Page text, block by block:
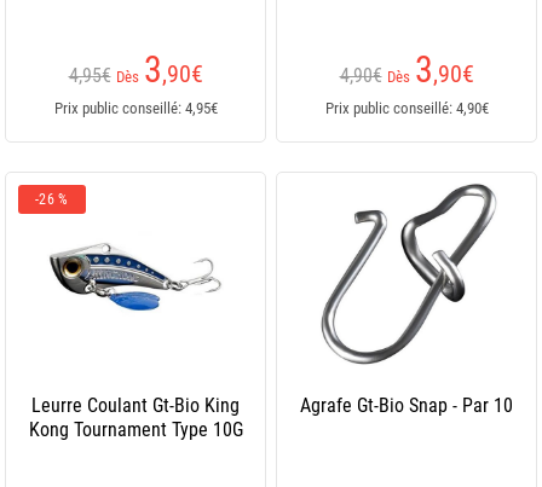
4,95€ Dès 3,90€
Prix public conseillé: 4,95€
4,90€ Dès 3,90€
Prix public conseillé: 4,90€
-26 %
Leurre Coulant Gt-Bio King
Kong Tournament Type 10G
Agrafe Gt-Bio Snap - Par 10